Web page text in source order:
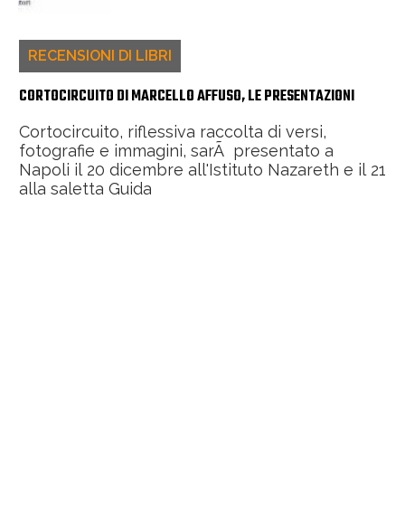
RECENSIONI DI LIBRI
CORTOCIRCUITO DI MARCELLO AFFUSO, LE PRESENTAZIONI
Cortocircuito, riflessiva raccolta di versi,
fotografie e immagini, sarÃ presentato a
Napoli il 20 dicembre all'Istituto Nazareth e il 21
alla saletta Guida